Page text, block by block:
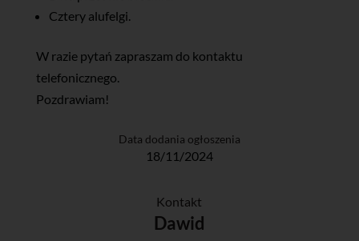
Cztery alufelgi.
W razie pytań zapraszam do kontaktu
telefonicznego.
Pozdrawiam!
Data dodania ogłoszenia
18/11/2024
Kontakt
Dawid